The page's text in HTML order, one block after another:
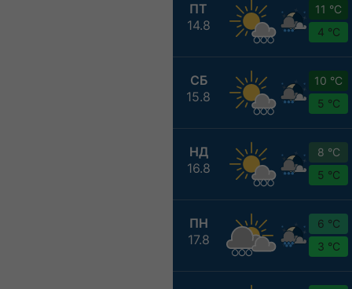
ПТ
14.8
11 °C
4 °C
СБ
15.8
10 °C
5 °C
НД
16.8
8 °C
5 °C
ПН
17.8
6 °C
3 °C